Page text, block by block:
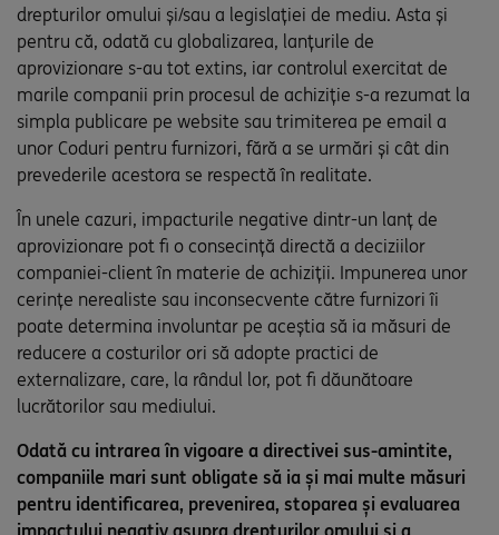
drepturilor omului și/sau a legislației de mediu. Asta și
pentru că, odată cu globalizarea, lanțurile de
aprovizionare s-au tot extins, iar controlul exercitat de
marile companii prin procesul de achiziție s-a rezumat la
simpla publicare pe website sau trimiterea pe email a
unor Coduri pentru furnizori, fără a se urmări și cât din
prevederile acestora se respectă în realitate.
În unele cazuri, impacturile negative dintr-un lanț de
aprovizionare pot fi o consecință directă a deciziilor
companiei-client în materie de achiziții. Impunerea unor
cerințe nerealiste sau inconsecvente către furnizori îi
poate determina involuntar pe aceștia să ia măsuri de
reducere a costurilor ori să adopte practici de
externalizare, care, la rândul lor, pot fi dăunătoare
lucrătorilor sau mediului.
Odată cu intrarea în vigoare a directivei sus-amintite,
companiile mari sunt obligate să ia și mai multe măsuri
pentru identificarea, prevenirea, stoparea și evaluarea
impactului negativ asupra drepturilor omului și a